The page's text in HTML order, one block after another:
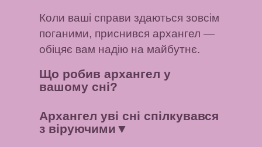
Коли ваші справи здаються зовсім
поганими, приснився архангел —
обіцяє вам надію на майбутнє.
Що робив архангел у
вашому сні?
Архангел уві сні спілкувався
з віруючими ▼